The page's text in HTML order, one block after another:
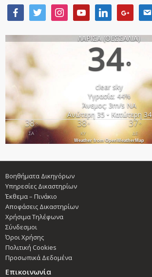
ΛΑΡΙΣΑ (ΘΕΣΣΑΛΙΑ)
34°
clear sky
Υγρασία: 44%
Άνεμος: 3m/s ΝΑ
Ανώτερη 35 • Κατώτερη 34
38°
ΣΑ
38°
ΚΥ
37°
ΔΕ
Weather from OpenWeatherMap
Βοηθήματα Δικηγόρων
Υπηρεσίες Δικαστηρίων
Έκθεμα – Πινάκιο
Αποφάσεις Δικαστηρίων
Χρήσιμα Τηλέφωνα
Σύνδεσμοι
Όροι Χρήσης
Πολιτική Cookies
Προσωπικά Δεδομένα
Επικοινωνία